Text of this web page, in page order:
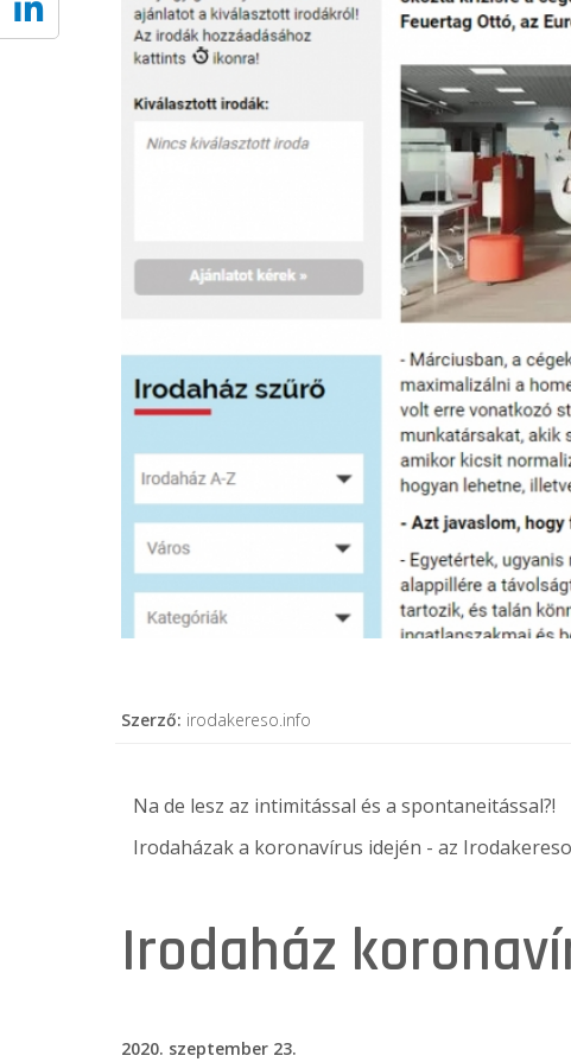
Szerző: irodakereso.info
Na de lesz az intimitással és a spontaneitással?!
Irodaházak a koronavírus idején - az
Irodaház
2020. szeptember 23.